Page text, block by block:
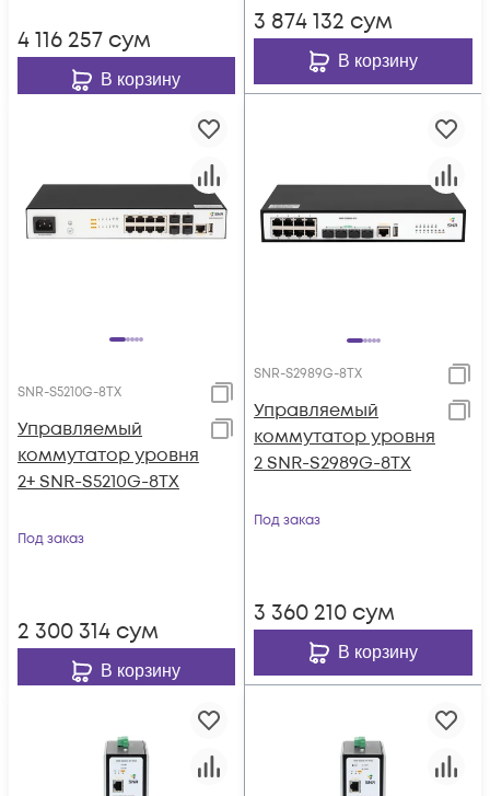
4 116 257 сум
В корзину
3 874 132 сум
В корзину
SNR-S5210G-8TX
Управляемый
коммутатор уровня
2+ SNR-S5210G-8TX
Под заказ
2 300 314 сум
В корзину
SNR-S2989G-8TX
Управляемый
коммутатор уровня
2 SNR-S2989G-8TX
Под заказ
3 360 210 сум
В корзину